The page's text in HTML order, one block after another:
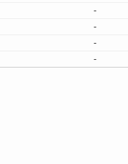
-
-
-
-